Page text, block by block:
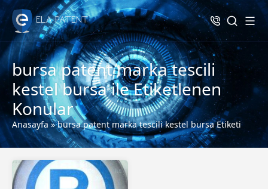
bursa patent marka tescili
kestel bursa ile Etiketlenen
Konular
Anasayfa»bursa patent marka tescili kestel bursa Etiketi